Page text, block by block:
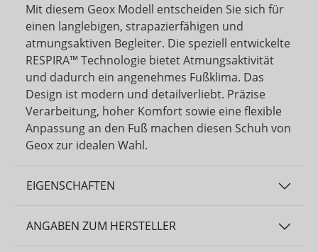
Mit diesem Geox Modell entscheiden Sie sich für
einen langlebigen, strapazierfähigen und
atmungsaktiven Begleiter. Die speziell entwickelte
RESPIRA™ Technologie bietet Atmungsaktivität
und dadurch ein angenehmes Fußklima. Das
Design ist modern und detailverliebt. Präzise
Verarbeitung, hoher Komfort sowie eine flexible
Anpassung an den Fuß machen diesen Schuh von
Geox zur idealen Wahl.
EIGENSCHAFTEN
ANGABEN ZUM HERSTELLER